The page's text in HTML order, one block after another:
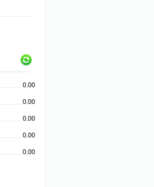
0.00
0.00
0.00
0.00
0.00